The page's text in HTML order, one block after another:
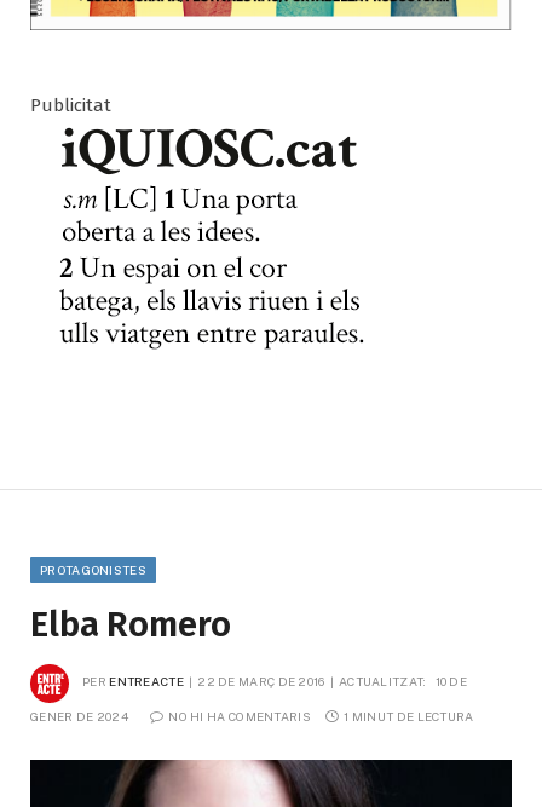
Publicitat
PROTAGONISTES
Elba Romero
PER ENTREACTE 22 DE MARÇ DE 2016 ACTUALITZAT: 10 DE
GENER DE 2024 NO HI HA COMENTARIS 1 MINUT DE LECTURA